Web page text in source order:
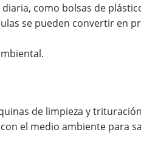
como bolsas de
se pueden convertir en
de limpieza y
el medio ambiente para